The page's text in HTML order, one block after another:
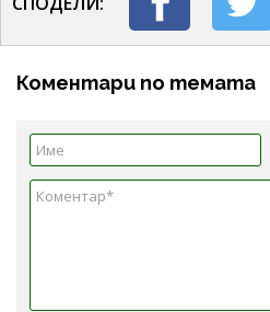
Коментари по темата